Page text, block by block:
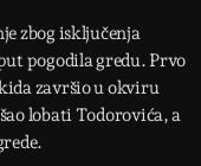
zbog isključenja
pogodila gredu. Prvo
završio u okviru
lobati Todorovića, a